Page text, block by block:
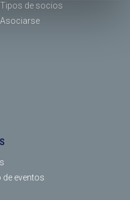
Tipos de socios
Asociarse
de eventos